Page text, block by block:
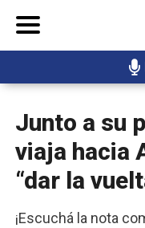
Junto a su
viaja hacia
“dar la
¡Escuchá la nota